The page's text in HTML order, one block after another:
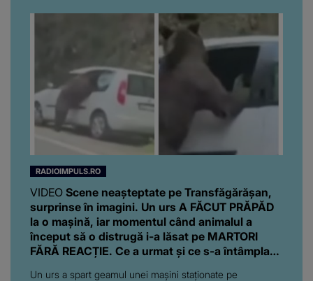
RADIOIMPULS.RO
VIDEO Scene neașteptate pe Transfăgărășan,
surprinse în imagini. Un urs A FĂCUT PRĂPĂD
la o mașină, iar momentul când animalul a
început să o distrugă i-a lăsat pe MARTORI
FĂRĂ REACȚIE. Ce a urmat și ce s-a întâmplat
Un urs a spart geamul unei mașini staționate pe